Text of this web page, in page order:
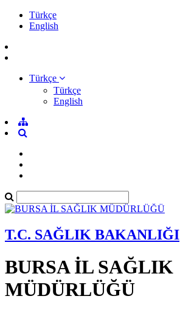
Türkçe
English
Türkçe
Türkçe
English
T.C. SAĞLIK BAKANLIĞI
BURSA İL SAĞLIK
MÜDÜRLÜĞÜ